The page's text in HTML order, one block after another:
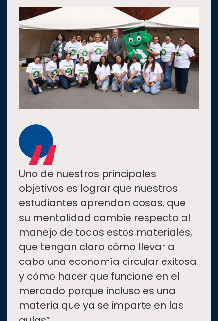
“
Uno de nuestros principales
objetivos es lograr que nuestros
estudiantes aprendan cosas, que
su mentalidad cambie respecto al
manejo de todos estos materiales,
que tengan claro cómo llevar a
cabo una economía circular exitosa
y cómo hacer que funcione en el
mercado porque incluso es una
materia que ya se imparte en las